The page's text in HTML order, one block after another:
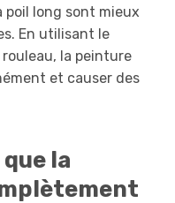
poil long sont mieux
En utilisant le
la peinture
et causer des
la